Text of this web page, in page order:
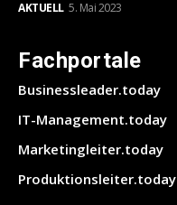
AKTUELL 5. Mai 2023
Fachportale
Businessleader.today
IT-Management.today
Marketingleiter.today
Produktionsleiter.today